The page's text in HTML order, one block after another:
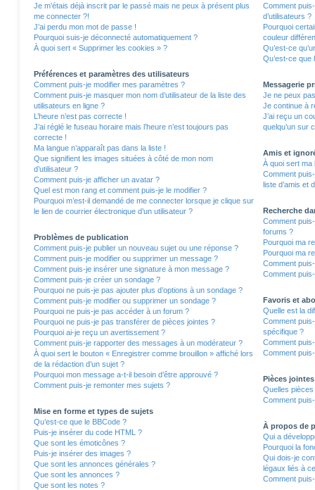
Je m’étais déjà inscrit par le passé mais ne peux à présent plus
me connecter ?!
J’ai perdu mon mot de passe !
Pourquoi suis-je déconnecté automatiquement ?
À quoi sert « Supprimer les cookies » ?
Préférences et paramètres des utilisateurs
Comment puis-je modifier mes paramètres ?
Comment puis-je masquer mon nom d’utilisateur de la liste des
utilisateurs en ligne ?
L’heure n’est pas correcte !
J’ai réglé le fuseau horaire mais l’heure n’est toujours pas
correcte !
Ma langue n’apparaît pas dans la liste !
Que signifient les images situées à côté de mon nom
d’utilisateur ?
Comment puis-je afficher un avatar ?
Quel est mon rang et comment puis-je le modifier ?
Pourquoi m’est-il demandé de me connecter lorsque je clique sur
le lien de courrier électronique d’un utilisateur ?
Problèmes de publication
Comment puis-je publier un nouveau sujet ou une réponse ?
Comment puis-je modifier ou supprimer un message ?
Comment puis-je insérer une signature à mon message ?
Comment puis-je créer un sondage ?
Pourquoi ne puis-je pas ajouter plus d’options à un sondage ?
Comment puis-je modifier ou supprimer un sondage ?
Pourquoi ne puis-je pas accéder à un forum ?
Pourquoi ne puis-je pas transférer de pièces jointes ?
Pourquoi ai-je reçu un avertissement ?
Comment puis-je rapporter des messages à un modérateur ?
À quoi sert le bouton « Enregistrer comme brouillon » affiché lors
de la rédaction d’un sujet ?
Pourquoi mon message a-t-il besoin d’être approuvé ?
Comment puis-je remonter mes sujets ?
Mise en forme et types de sujets
Qu’est-ce que le BBCode ?
Puis-je insérer du code HTML ?
Que sont les émoticônes ?
Puis-je insérer des images ?
Que sont les annonces générales ?
Que sont les annonces ?
Que sont les notes ?
Comment
d’utilisateurs ?
Pourquoi
couleur
Qu’est-ce
Qu’est-ce que
Messagerie
Je ne peux
Je continue à
J’ai reçu un
quelqu’un sur
Amis et
À quoi sert ma
Comment
liste d’amis et
Recherche
Comment
forums ?
Pourquoi ma
Pourquoi ma
Comment
Comment
Favoris et
Quelle est la
Comment
spécifique ?
Comment
Comment
Pièces jointes
Quelles
Comment
À propos de
Qui a
Pourquoi la
Qui dois-je
légaux liés à
Comment